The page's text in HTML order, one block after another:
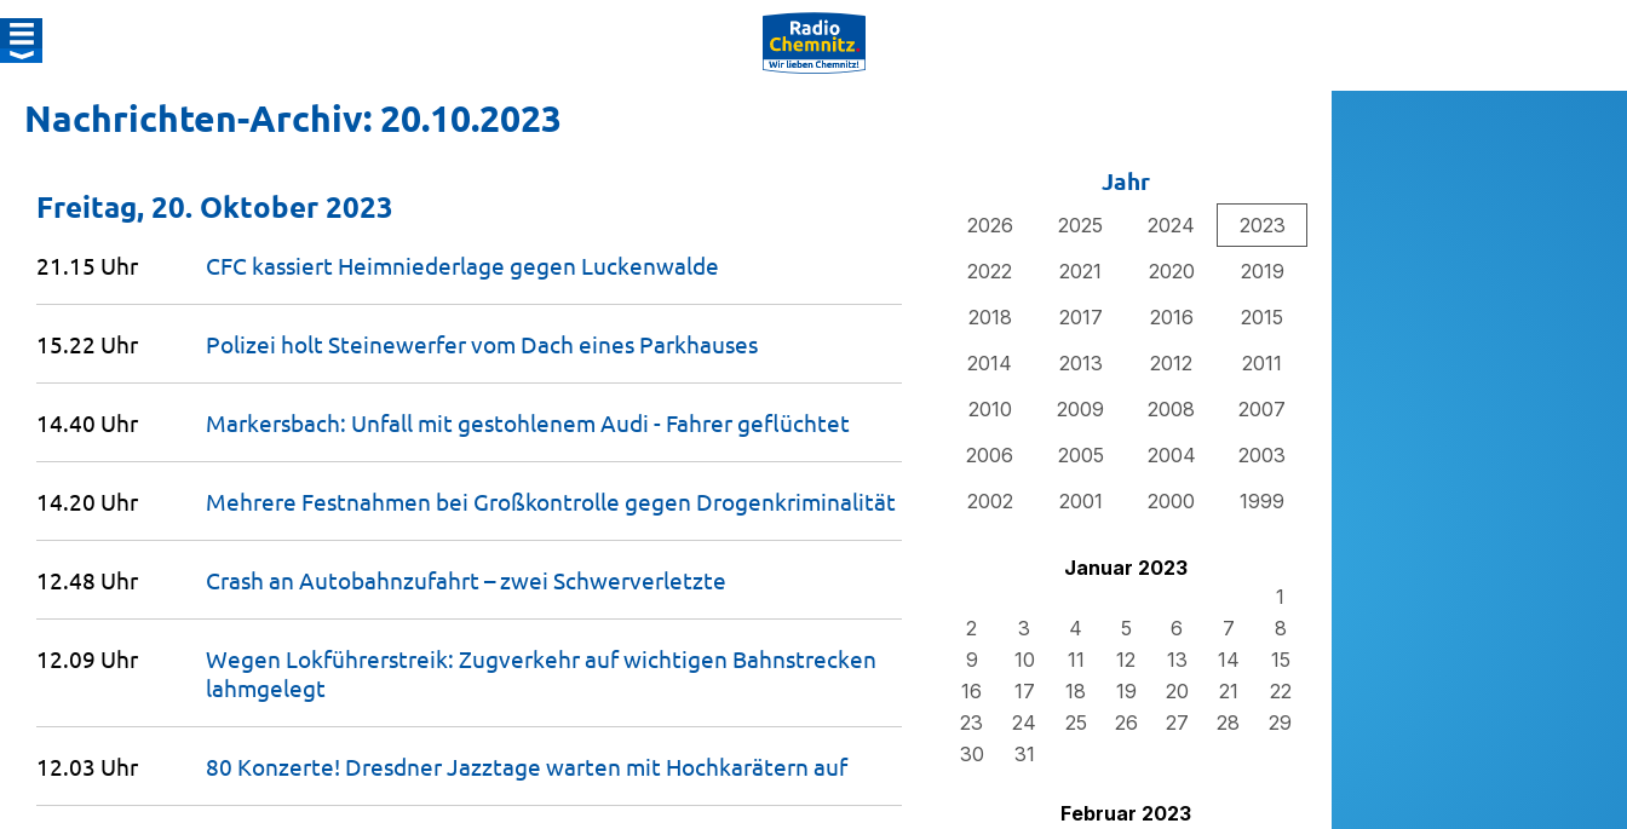
Nachrichten-Archiv: 20.10.2023
Jahr
2026 2025 2024
2023
2022
2021 2020
2019
2018
2017 2016
2015
2014
2013 2012
2011
2010
2009 2008
2007
2006
2005 2004
2003
2002
2001 2000 1999
Januar 2023
1
2
3 4 5 6 7
8
9
10 11 12 13 14
15
16
17 18 19 20 21
22
23
24 25 26 27 28
29
30
31
Februar 2023
Freitag, 20. Oktober 2023
21.15 Uhr CFC kassiert Heimniederlage gegen Luckenwalde
15.22 Uhr Polizei holt Steinewerfer vom Dach eines Parkhauses
14.40 Uhr Markersbach: Unfall mit gestohlenem Audi - Fahrer geflüchtet
14.20 Uhr Mehrere Festnahmen bei Großkontrolle gegen Drogenkriminalität
12.48 Uhr Crash an Autobahnzufahrt – zwei Schwerverletzte
12.09 Uhr
Wegen Lokführerstreik: Zugverkehr auf wichtigen Bahnstrecken
lahmgelegt
12.03 Uhr 80 Konzerte! Dresdner Jazztage warten mit Hochkarätern auf